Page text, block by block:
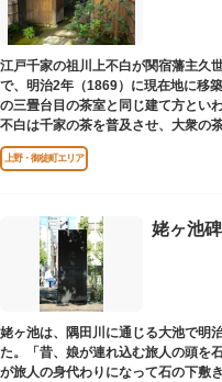
江戸千家の祖川上不白が関宿藩主久
で、明治2年（1869）に現在地に移
の三畳台目の茶室と同じ建て方とい
不白は千家の茶を普及させ、大衆の
江戸千家を広める拠点となりました。
上野・御徒町エリア
姥ヶ池碑
姥ヶ池は、隅田川に通じる大池で明
た。「昔、娘が連れ込む旅人の頭を
が旅人の身代わりになって石の下敷